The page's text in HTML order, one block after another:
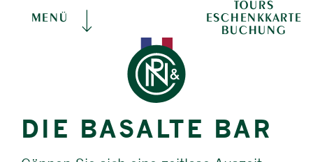
MENÜ
TOURS
ESCHENKKARTE
BUCHUNG
DIE BASALTE BAR